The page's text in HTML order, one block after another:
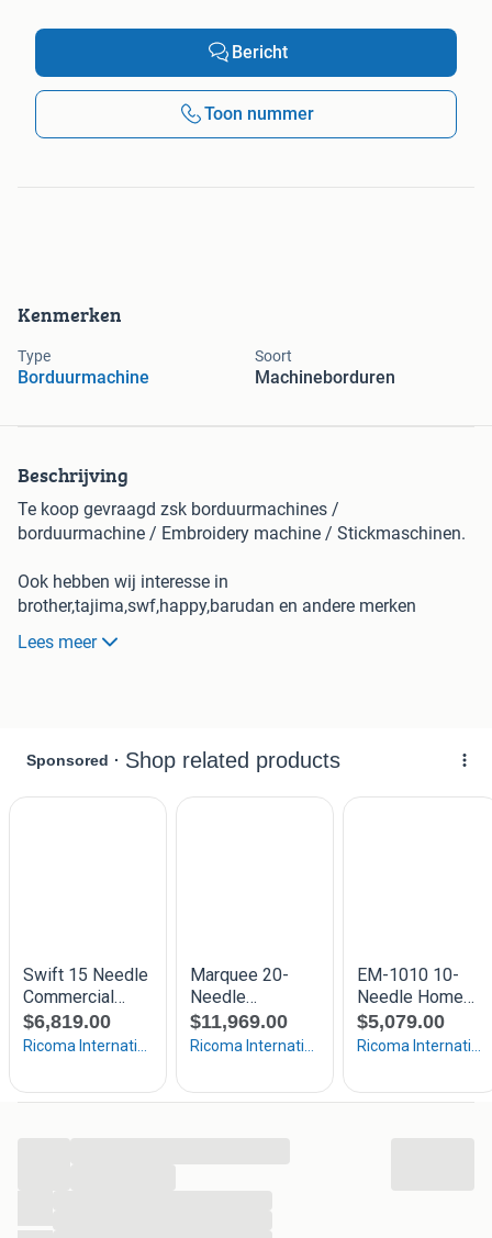
Kenmerken
Type
Borduurmachine
Soort
Machineborduren
Beschrijving
Te koop gevraagd zsk borduurmachines /
borduurmachine / Embroidery machine / Stickmaschinen.
Ook hebben wij interesse in
brother,tajima,swf,happy,barudan en andere merken
borduurmachines.
Lees meer
Bericht
Toon nummer